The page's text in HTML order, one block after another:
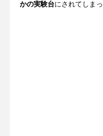
かの実験台にされてしま